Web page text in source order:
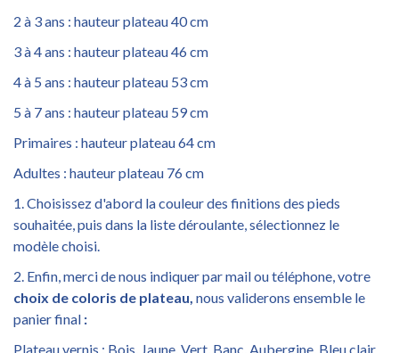
2 à 3 ans : hauteur plateau 40 cm
3 à 4 ans : hauteur plateau 46 cm
4 à 5 ans : hauteur plateau 53 cm
5 à 7 ans : hauteur plateau 59 cm
Primaires : hauteur plateau 64 cm
Adultes : hauteur plateau 76 cm
1. Choisissez d'abord la couleur des finitions des pieds
souhaitée, puis dans la liste déroulante, sélectionnez le
modèle choisi.
2. Enfin, merci de nous indiquer par mail ou téléphone, votre
choix de coloris de plateau, nous validerons ensemble le
panier final :
Plateau vernis : Bois, Jaune, Vert, Banc, Aubergine, Bleu clair